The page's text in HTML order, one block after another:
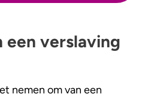
een verslaving
nemen om van een